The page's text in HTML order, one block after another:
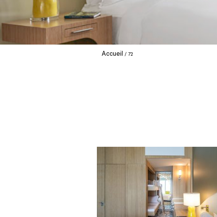
Accueil 72